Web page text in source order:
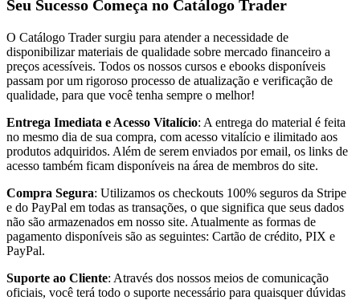
Seu Sucesso Começa no Catálogo Trader
O Catálogo Trader surgiu para atender a necessidade de
disponibilizar materiais de qualidade sobre mercado financeiro a
preços acessíveis. Todos os nossos cursos e ebooks disponíveis
passam por um rigoroso processo de atualização e verificação de
qualidade, para que você tenha sempre o melhor!
Entrega Imediata e Acesso Vitalício: A entrega do material é feita
no mesmo dia de sua compra, com acesso vitalício e ilimitado aos
produtos adquiridos. Além de serem enviados por email, os links de
acesso também ficam disponíveis na área de membros do site.
Compra Segura: Utilizamos os checkouts 100% seguros da Stripe
e do PayPal em todas as transações, o que significa que seus dados
não são armazenados em nosso site. Atualmente as formas de
pagamento disponíveis são as seguintes: Cartão de crédito, PIX e
PayPal.
Suporte ao Cliente: Através dos nossos meios de comunicação
oficiais, você terá todo o suporte necessário para quaisquer dúvidas